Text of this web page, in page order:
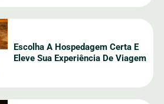
Escolha A Hospedagem Certa E
Eleve Sua Experiência De Viagem